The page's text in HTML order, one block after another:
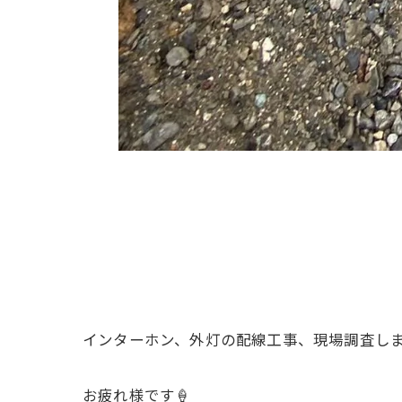
インターホン、外灯の配線工事、現場調査し
お疲れ様です🍦